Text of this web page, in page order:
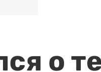
о